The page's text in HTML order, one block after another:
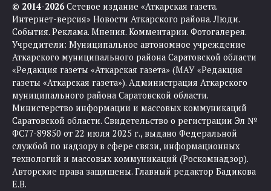
© 2014-2026Сетевое издание «Аткарская газета.
Интернет-версия» Новости Аткарского района. Люди.
События. Реклама. Мнения. Комментарии. Фотогалерея.
Учредители: Муниципальное автономное учреждение
Аткарского муниципального района Саратовской области
«Редакция газеты «Аткарская газета» (МАУ «Редакция
газеты «Аткарская газета»). Администрация Аткарского
муниципального района Саратовской области.
Министерство информации и массовых коммуникаций
Саратовской области. Свидетельство о регистрации Эл №
ФС77-89850 от 22 июля 2025 г., выдано Федеральной
службой по надзору в сфере связи, информационных
технологий и массовых коммуникаций (Роскомнадзор).
Авторские права защищены. Главный редактор Бадикова
Е.В.